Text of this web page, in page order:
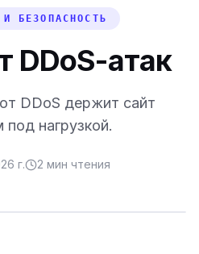
И БЕЗОПАСНОСТЬ
DDoS-атак
DDoS держит сайт
нагрузкой.
г. 2 мин чтения